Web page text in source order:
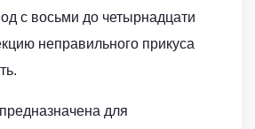
с восьми до четырнадцати
неправильного прикуса
для